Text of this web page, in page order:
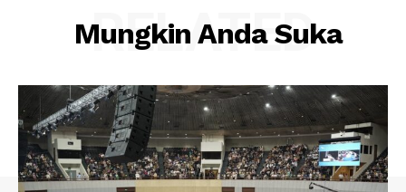
Mungkin Anda Suka
RELATED